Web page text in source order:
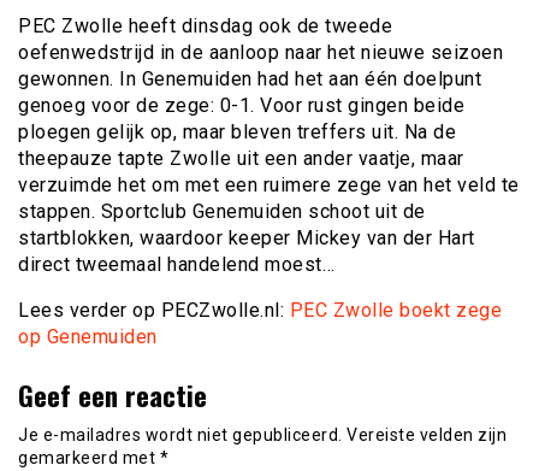
PEC Zwolle heeft dinsdag ook de tweede
oefenwedstrijd in de aanloop naar het nieuwe seizoen
gewonnen. In Genemuiden had het aan één doelpunt
genoeg voor de zege: 0-1. Voor rust gingen beide
ploegen gelijk op, maar bleven treffers uit. Na de
theepauze tapte Zwolle uit een ander vaatje, maar
verzuimde het om met een ruimere zege van het veld te
stappen. Sportclub Genemuiden schoot uit de
startblokken, waardoor keeper Mickey van der Hart
direct tweemaal handelend moest…
Lees verder op PECZwolle.nl: PEC Zwolle boekt zege
op Genemuiden
Geef een reactie
Je e-mailadres wordt niet gepubliceerd. Vereiste velden zijn
gemarkeerd met *